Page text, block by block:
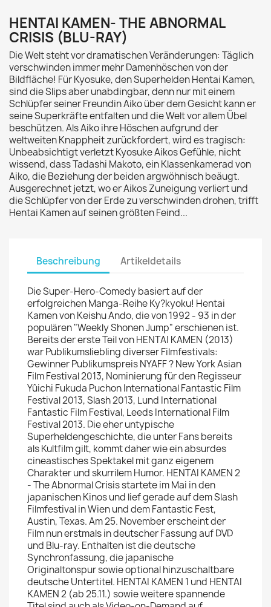
HENTAI KAMEN- THE ABNORMAL
CRISIS (BLU-RAY)
Die Welt steht vor dramatischen Veränderungen: Täglich
verschwinden immer mehr Damenhöschen von der
Bildfläche! Für Kyosuke, den Superhelden Hentai Kamen,
sind die Slips aber unabdingbar, denn nur mit einem
Schlüpfer seiner Freundin Aiko über dem Gesicht kann er
seine Superkräfte entfalten und die Welt vor allem Übel
beschützen. Als Aiko ihre Höschen aufgrund der
weltweiten Knappheit zurückfordert, wird es tragisch:
Unbeabsichtigt verletzt Kyosuke Aikos Gefühle, nicht
wissend, dass Tadashi Makoto, ein Klassenkamerad von
Aiko, die Beziehung der beiden argwöhnisch beäugt.
Ausgerechnet jetzt, wo er Aikos Zuneigung verliert und
die Schlüpfer von der Erde zu verschwinden drohen, trifft
Hentai Kamen auf seinen größten Feind...
Beschreibung Artikeldetails
Die Super-Hero-Comedy basiert auf der
erfolgreichen Manga-Reihe Ky?kyoku! Hentai
Kamen von Keishu Ando, die von 1992 - 93 in der
populären "Weekly Shonen Jump" erschienen ist.
Bereits der erste Teil von HENTAI KAMEN (2013)
war Publikumsliebling diverser Filmfestivals:
Gewinner Publikumspreis NYAFF ? New York Asian
Film Festival 2013, Nominierung für den Regisseur
Yûichi Fukuda Puchon International Fantastic Film
Festival 2013, Slash 2013, Lund International
Fantastic Film Festival, Leeds International Film
Festival 2013. Die eher untypische
Superheldengeschichte, die unter Fans bereits
als Kultfilm gilt, kommt daher wie ein absurdes
cineastisches Spektakel mit ganz eigenem
Charakter und skurrilem Humor. HENTAI KAMEN 2
- The Abnormal Crisis startete im Mai in den
japanischen Kinos und lief gerade auf dem Slash
Filmfestival in Wien und dem Fantastic Fest,
Austin, Texas. Am 25. November erscheint der
Film nun erstmals in deutscher Fassung auf DVD
und Blu-ray. Enthalten ist die deutsche
Synchronfassung, die japanische
Originaltonspur sowie optional hinzuschaltbare
deutsche Untertitel. HENTAI KAMEN 1 und HENTAI
KAMEN 2 (ab 25.11.) sowie weitere spannende